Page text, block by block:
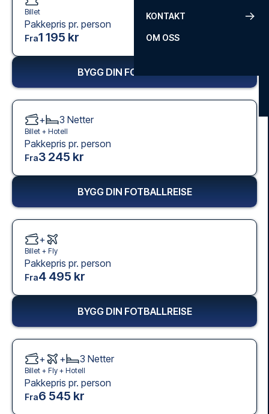
KONTAKT
OM OSS
Billet
Pakkepris pr. person
Fra1 195 kr
BYGG DIN FOTBALLREISE
+ 3 Netter
Billet + Hotell
Pakkepris pr. person
Fra3 245 kr
BYGG DIN FOTBALLREISE
+
Billet + Fly
Pakkepris pr. person
Fra4 495 kr
BYGG DIN FOTBALLREISE
+ + 3 Netter
Billet + Fly + Hotell
Pakkepris pr. person
Fra6 545 kr